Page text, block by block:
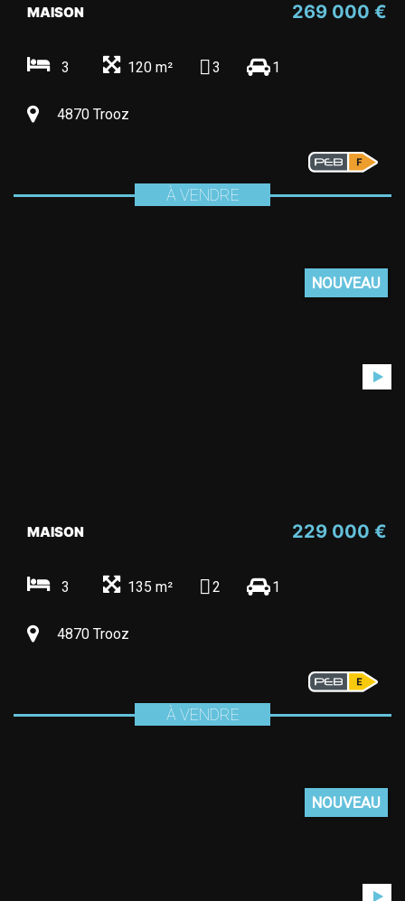
269 000 €
MAISON
3 120 m² 3 1
4870 Trooz
À VENDRE
NOUVEAU
229 000 €
MAISON
3 135 m² 2 1
4870 Trooz
À VENDRE
NOUVEAU